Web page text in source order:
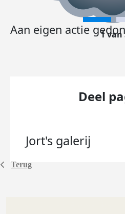
Terug
Aan eigen actie 1 van
Deel
Jort's galerij